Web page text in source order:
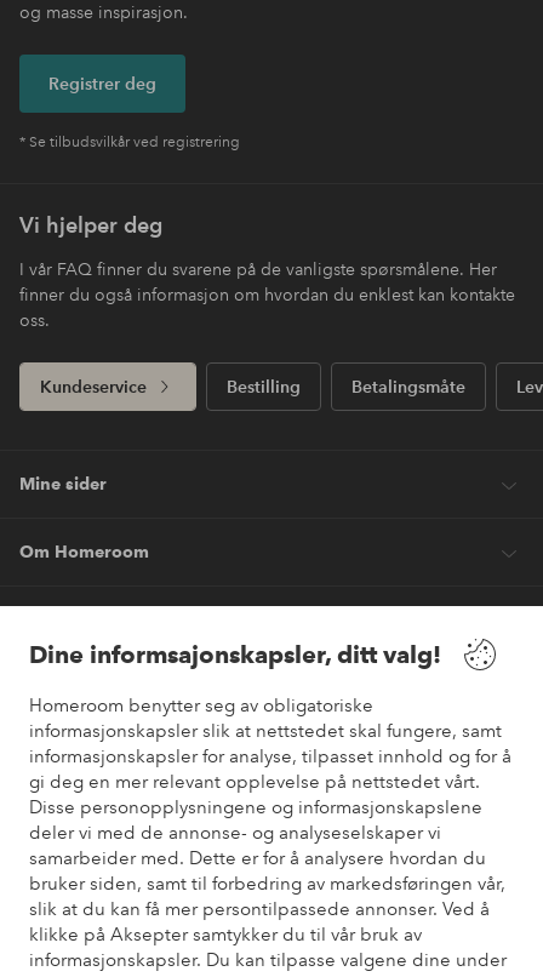
Dine informsajonskapsler, ditt valg!
Homeroom benytter seg av obligatoriske
informasjonskapsler slik at nettstedet skal fungere, samt
informasjonskapsler for analyse, tilpasset innhold og for å
gi deg en mer relevant opplevelse på nettstedet vårt.
Disse personopplysningene og informasjonskapslene
deler vi med de annonse- og analyseselskaper vi
samarbeider med. Dette er for å analysere hvordan du
bruker siden, samt til forbedring av markedsføringen vår,
slik at du kan få mer persontilpassede annonser. Ved å
klikke på Aksepter samtykker du til vår bruk av
informasjonskapsler. Du kan tilpasse valgene dine under
og masse inspirasjon.
Registrer deg
* Se tilbudsvilkår ved registrering
Vi hjelper deg
I vår FAQ finner du svarene på de vanligste spørsmålene. Her
finner du også informasjon om hvordan du enklest kan kontakte
oss.
Kundeservice Bestilling Betalingsmåte
Mine sider
Om Homeroom
Venner
Sikre betalinger
Vil du vite mer om våre betalingsalternativer?
elpy